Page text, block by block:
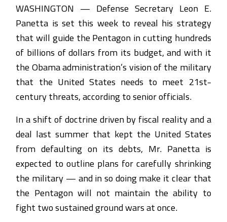
WASHINGTON — Defense Secretary Leon E.
Panetta is set this week to reveal his strategy
that will guide the Pentagon in cutting hundreds
of billions of dollars from its budget, and with it
the Obama administration’s vision of the military
that the United States needs to meet 21st-
century threats, according to senior officials.
In a shift of doctrine driven by fiscal reality and a
deal last summer that kept the United States
from defaulting on its debts, Mr. Panetta is
expected to outline plans for carefully shrinking
the military — and in so doing make it clear that
the Pentagon will not maintain the ability to
fight two sustained ground wars at once.